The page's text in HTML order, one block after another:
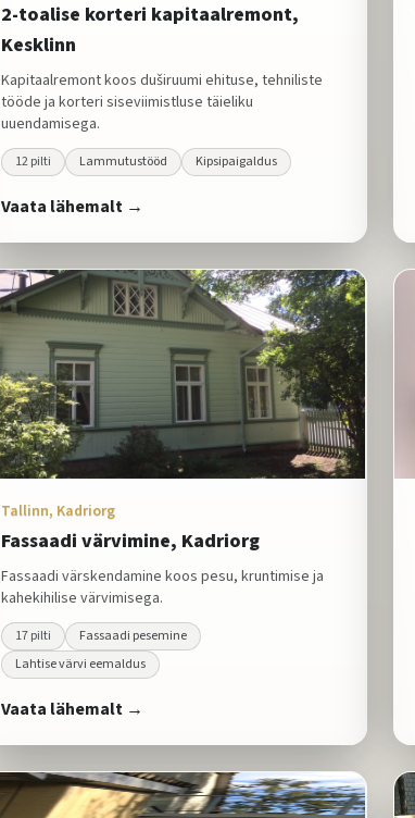
2-toalise korteri kapitaalremont,
Kesklinn
Kapitaalremont koos duširuumi ehituse, tehniliste
tööde ja korteri siseviimistluse täieliku
uuendamisega.
12pilti Lammutustööd Kipsipaigaldus
Vaata lähemalt →
Tallinn, Kadriorg
Fassaadi värvimine, Kadriorg
Fassaadi värskendamine koos pesu, kruntimise ja
kahekihilise värvimisega.
17pilti
Fassaadi pesemine
Lahtise värvi eemaldus
Vaata lähemalt →